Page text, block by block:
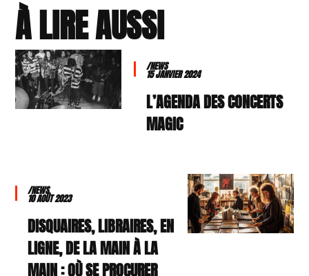
À LIRE AUSSI
/NEWS
15 JANVIER 2024
L’AGENDA DES CONCERTS
MAGIC
/NEWS
10 AOÛT 2023
DISQUAIRES, LIBRAIRES, EN
LIGNE, DE LA MAIN À LA
MAIN : OÙ SE PROCURER